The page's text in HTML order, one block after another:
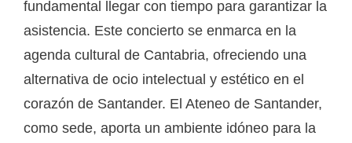
fundamental llegar con tiempo para garantizar la
asistencia. Este concierto se enmarca en la
agenda cultural de Cantabria, ofreciendo una
alternativa de ocio intelectual y estético en el
corazón de Santander. El Ateneo de Santander,
como sede, aporta un ambiente idóneo para la